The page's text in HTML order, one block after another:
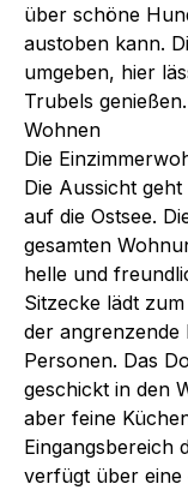
über schöne
austoben kann.
umgeben, hier
Trubels genießen.
Wohnen
Die
Die Aussicht
auf die Ostsee.
gesamten
helle und
Sitzecke lädt
der angrenzende
Personen. Das
geschickt in den
aber feine
Eingangsbereich
verfügt über eine